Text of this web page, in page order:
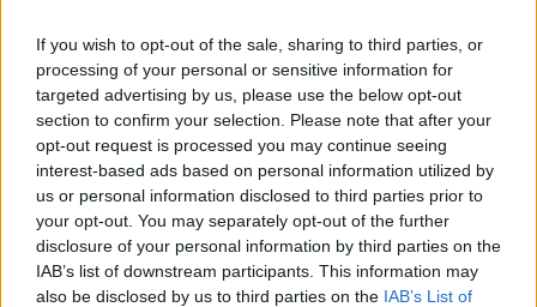
If you wish to opt-out of the sale, sharing to third parties, or
processing of your personal or sensitive information for
targeted advertising by us, please use the below opt-out
section to confirm your selection. Please note that after your
opt-out request is processed you may continue seeing
interest-based ads based on personal information utilized by
us or personal information disclosed to third parties prior to
your opt-out. You may separately opt-out of the further
disclosure of your personal information by third parties on the
IAB’s list of downstream participants. This information may
also be disclosed by us to third parties on the IAB’s List of
luxus társasházban - tudtuk meg Mező Zoltántól,
az At Home vezérigazgatójától.
A befektetői csoport összesen 39 lakást, 4 kiskereskedelmi
egységet, 70 parkolóhelyet és egy teljes wellness részleget
vásárolt meg. Az eladói oldalról az Orco Property képviselte
a tulajdonos ingatlanalapot. A befektetők első számú
szempontja befektetésük minél gyorsabban történő
megtérülése volt, ezért esett a választásuk az Avenue
Gardens prémium kategóriás társasházra....